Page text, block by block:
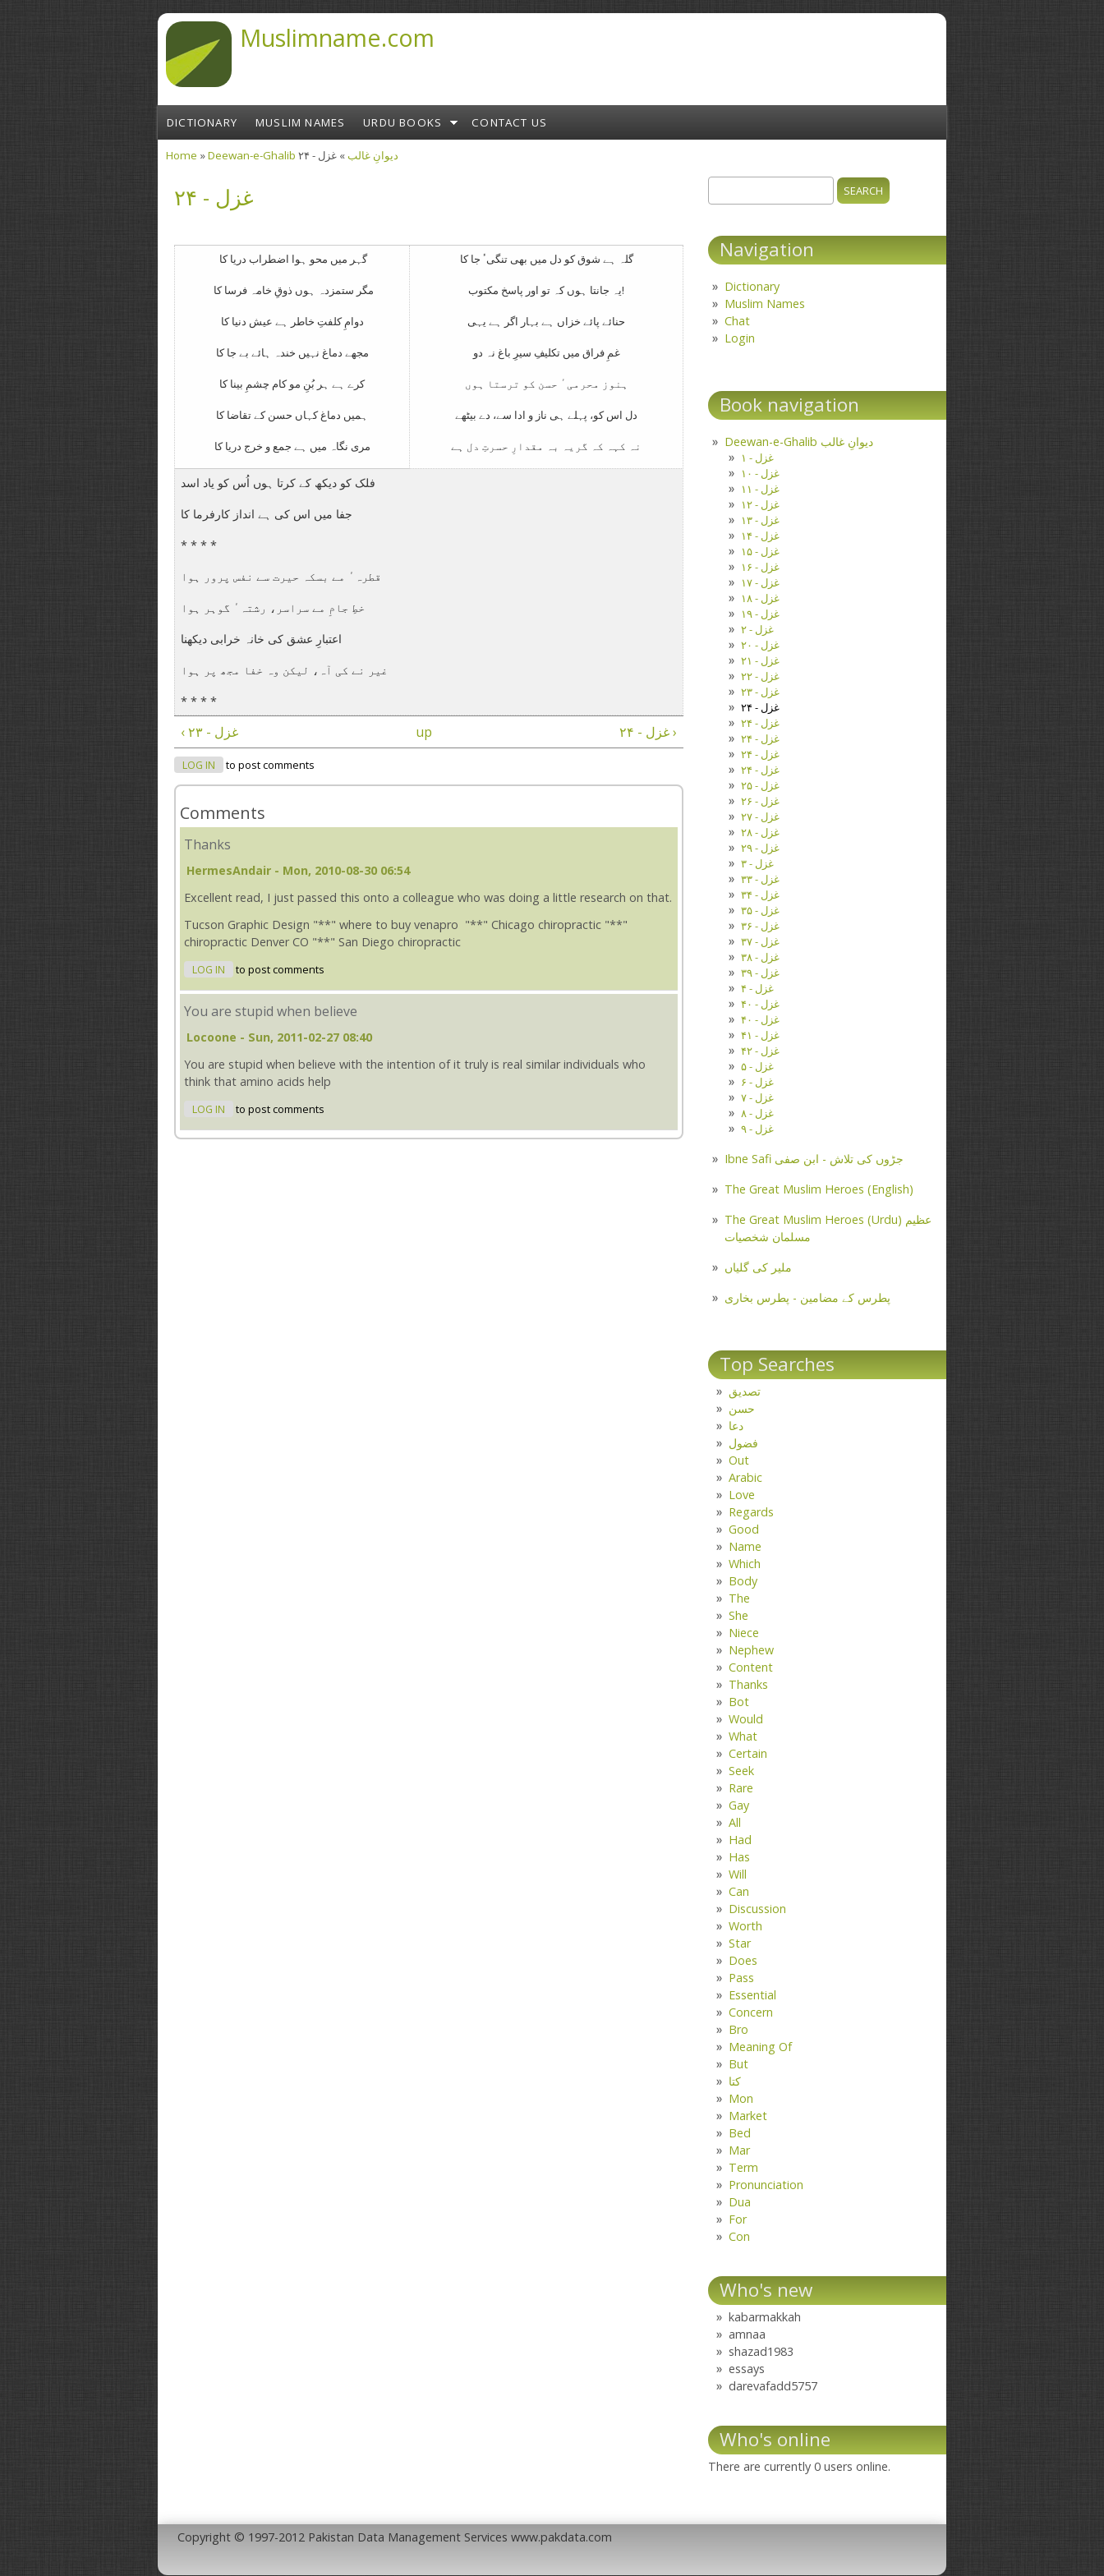
Muslimname.com
DICTIONARY MUSLIM NAMES URDU BOOKS CONTACT US
Home » Deewan-e-Ghalib دیوانِ غالب» غزل - ۲۴
غزل - ۲۴
گہر میں محو ہوا اضطراب دریا کا
مگر ستمزدہ ہوں ذوقِ خامہ فرسا کا
دوامِ کلفتِ خاطر ہے عیش دنیا کا
مجھے دماغ نہیں خندہ ہائے بے جا کا
کرے ہے ہر بُنِ مو کام چشمِ بینا کا
ہمیں دماغ کہاں حسن کے تقاضا کا
مری نگاہ میں ہے جمع و خرج دریا کا
گلہ ہے شوق کو دل میں بھی تنگیٴ جا کا
یہ جانتا ہوں کہ تو اور پاسخ مکتوب!
حنائے پائے خزاں ہے بہار اگر ہے یہی
غمِ فراق میں تکلیفِ سیرِ باغ نہ دو
ہنوز محرمیٴ حسن کو ترستا ہوں
دل اس کو، پہلے ہی ناز و ادا سے، دے بیٹھے
نہ کہہ کہ گریہ بہ مقدارِ حسرتِ دل ہے
فلک کو دیکھ کے کرتا ہوں اُس کو یاد اسد
جفا میں اس کی ہے انداز کارفرما کا
* * * *
قطرہٴ مے بسکہ حیرت سے نفس پرور ہوا
خطِ جامِ مے سراسر، رشتہٴ گوہر ہوا
اعتبارِ عشق کی خانہ خرابی دیکھنا
غیر نے کی آہ، لیکن وہ خفا مجھ پر ہوا
* * * *
‹ غزل - ۲۳ up غزل - ۲۴ ›
LOG IN to post comments
Comments
Thanks
HermesAndair - Mon, 2010-08-30 06:54
Excellent read, I just passed this onto a colleague who was doing a little research on that.
Tucson Graphic Design "**" where to buy venapro "**" Chicago chiropractic "**"
chiropractic Denver CO "**" San Diego chiropractic
LOG IN to post comments
You are stupid when believe
Locoone - Sun, 2011-02-27 08:40
You are stupid when believe with the intention of it truly is real similar individuals who
think that amino acids help
LOG IN to post comments
Search form
Navigation
Dictionary
Muslim Names
Chat
Login
Book navigation
Deewan-e-Ghalib دیوانِ غالب
غزل - ۱
غزل - ۱۰
غزل - ۱۱
غزل - ۱۲
غزل - ۱۳
غزل - ۱۴
غزل - ۱۵
غزل - ۱۶
غزل - ۱۷
غزل - ۱۸
غزل - ۱۹
غزل - ۲
غزل - ۲۰
غزل - ۲۱
غزل - ۲۲
غزل - ۲۳
غزل - ۲۴
غزل - ۲۴
غزل - ۲۴
غزل - ۲۴
غزل - ۲۴
غزل - ۲۵
غزل - ۲۶
غزل - ۲۷
غزل - ۲۸
غزل - ۲۹
غزل - ۳
غزل - ۳۳
غزل - ۳۴
غزل - ۳۵
غزل - ۳۶
غزل - ۳۷
غزل - ۳۸
غزل - ۳۹
غزل - ۴
غزل - ۴۰
غزل - ۴۰
غزل - ۴۱
غزل - ۴۲
غزل - ۵
غزل - ۶
غزل - ۷
غزل - ۸
غزل - ۹
Ibne Safi جڑوں کی تلاش - ابن صفی
The Great Muslim Heroes (English)
The Great Muslim Heroes (Urdu) عظیم
مسلمان شخصیات
ملیر کی گلیاں
پطرس کے مضامین - پطرس بخاری
Top Searches
تصدیق
حسن
دعا
فضول
Out
Arabic
Love
Regards
Good
Name
Which
Body
The
She
Niece
Nephew
Content
Thanks
Bot
Would
What
Certain
Seek
Rare
Gay
All
Had
Has
Will
Can
Discussion
Worth
Star
Does
Pass
Essential
Concern
Bro
Meaning Of
But
کتا
Mon
Market
Bed
Mar
Term
Pronunciation
Dua
For
Con
Who's new
kabarmakkah
amnaa
shazad1983
essays
darevafadd5757
Who's online
There are currently 0 users online.
Copyright © 1997-2012 Pakistan Data Management Services www.pakdata.com